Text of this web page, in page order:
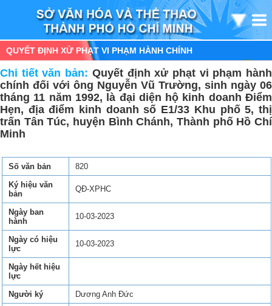
QUYẾT ĐỊNH XỬ PHẠT VI PHẠM HÀNH CHÍNH
Chi tiết văn bản: Quyết định xử phạt vi phạm hành
chính đối với ông Nguyễn Vũ Trường, sinh ngày 06
tháng 11 năm 1992, là đại diện hộ kinh doanh Điểm
Hẹn, địa điểm kinh doanh số E1/33 Khu phố 5, thị
trấn Tân Túc, huyện Bình Chánh, Thành phố Hồ Chí
Minh
Số văn bản
820
Ký hiệu văn
bản
QĐ-XPHC
Ngày ban
hành
10-03-2023
Ngày có hiệu
lực
10-03-2023
Ngày hết hiệu
lực
Người ký
Dương Anh Đức